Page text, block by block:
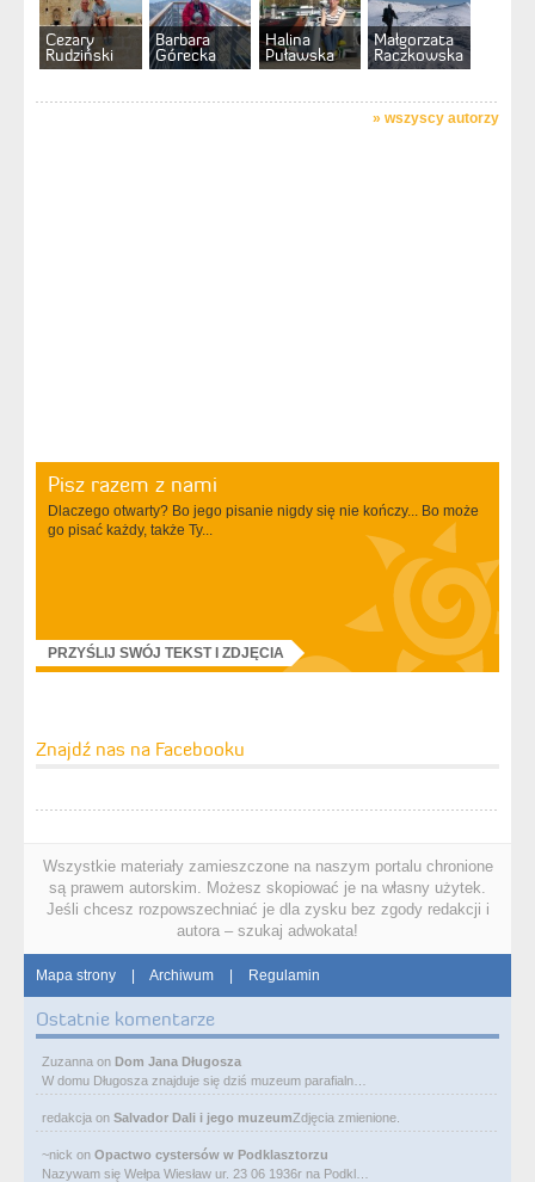
Cezary
Rudziński
Barbara
Górecka
Halina
Puławska
Małgorzata
Raczkowska
» wszyscy autorzy
Pisz razem z nami
Dlaczego otwarty? Bo jego pisanie nigdy się nie kończy... Bo może
go pisać każdy, także Ty...
PRZYŚLIJ SWÓJ TEKST I ZDJĘCIA
Znajdź nas na Facebooku
Wszystkie materiały zamieszczone na naszym portalu chronione
są prawem autorskim. Możesz skopiować je na własny użytek.
Jeśli chcesz rozpowszechniać je dla zysku bez zgody redakcji i
autora – szukaj adwokata!
Mapa strony | Archiwum | Regulamin
Ostatnie komentarze
Zuzanna on Dom Jana Długosza
W domu Długosza znajduje się dziś muzeum parafialn…
redakcja on Salvador Dali i jego muzeumZdjęcia zmienione.
~nick on Opactwo cystersów w Podklasztorzu
Nazywam się Wełpa Wiesław ur. 23 06 1936r na Podkl…